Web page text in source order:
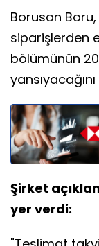
Borusan
siparişlerden
bölümünün
Şirket
yer verdi: